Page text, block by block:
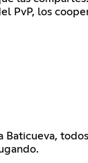
PvP, los
Baticueva,